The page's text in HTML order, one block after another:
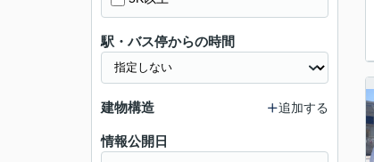
駅・バス停からの時間
建物構造 追加する
情報公開日